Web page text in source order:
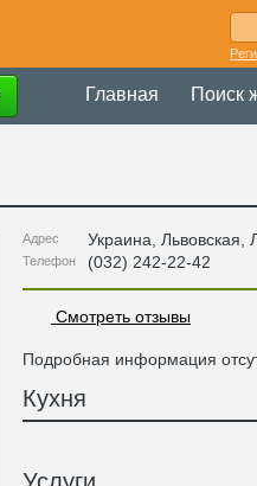
Главная Поиск
Адрес Украина Львовская ,
Телефон (032) 242-22-42
Смотреть отзывы
Подробная информация
Кухня